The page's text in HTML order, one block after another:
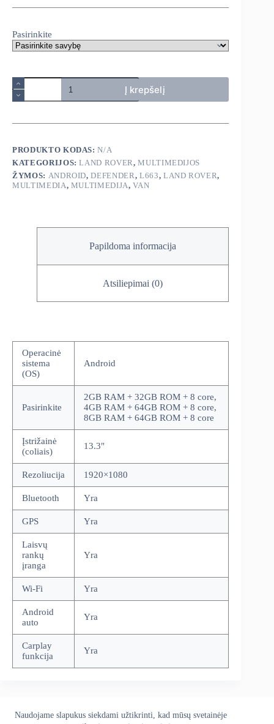
Naudojame slapukus siekdami užtikrinti, kad mūsų svetainėje
Pasirinkite
produkto
kiekis:
Land
Defender
2020-
android
multimedija
Į krepšelį
PRODUKTO KODAS:N/A
KATEGORIJOS:LAND ROVER,MULTIMEDIJOS
ŽYMOS: ANDROID,DEFENDER, L663, LAND ROVER,
MULTIMEDIA, MULTIMEDIJA,VAN
Papildoma informacija
Atsiliepimai (0)
Operacinė
sistema
(OS)
Android
Pasirinkite
2GB RAM + 32GB ROM + 8 core,
4GB RAM + 64GB ROM + 8 core,
8GB RAM + 64GB ROM + 8 core
Įstrižainė
(coliais)
13.3"
Rezoliucija 1920×1080
Bluetooth Yra
GPS Yra
Laisvų
rankų
įranga
Yra
Wi-Fi Yra
Android
auto
Yra
Carplay
funkcija
Yra
Apie mus Grąžinimo politika
Kontaktai